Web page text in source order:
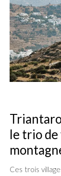
le trio de
Ces trois